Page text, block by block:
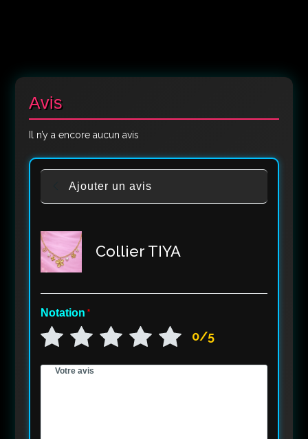
Avis
Il n’y a encore aucun avis
Ajouter un avis
Collier TIYA
Notation *
0/5
Votre avis